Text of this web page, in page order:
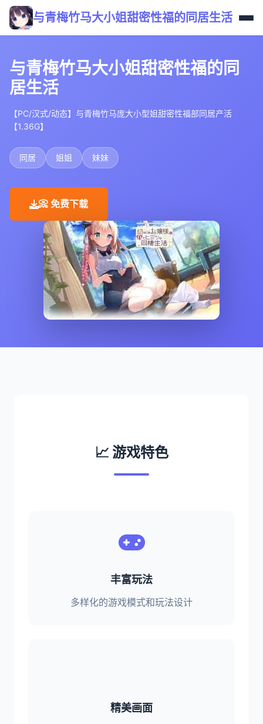
与青梅竹马大小姐甜密性福的同居生活
与青梅竹马大小姐甜密性福的同
居生活
【PC/汉式/动态】与青梅竹马庞大小型姐甜密性福部同居产活
【1.36G】
同居 姐姐 妹妹
📀 免费下载
📈 游戏特色
丰富玩法
多样化的游戏模式和玩法设计
精美画面